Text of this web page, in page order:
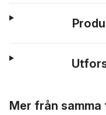
Mer från